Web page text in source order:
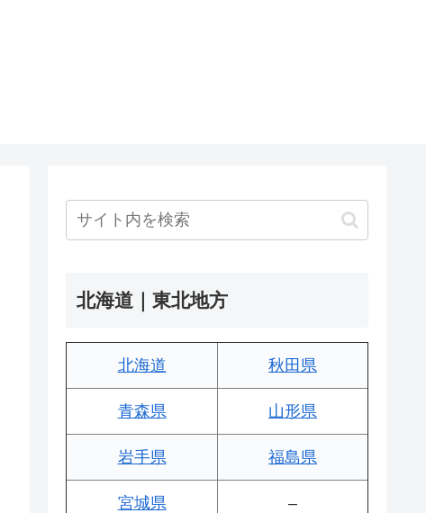
北海道｜東北地方
北海道 秋田県
青森県 山形県
岩手県 福島県
宮城県 –